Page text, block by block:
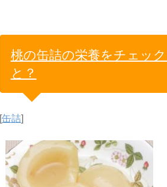
桃の缶詰の栄養をチェッ
と？
[缶詰]